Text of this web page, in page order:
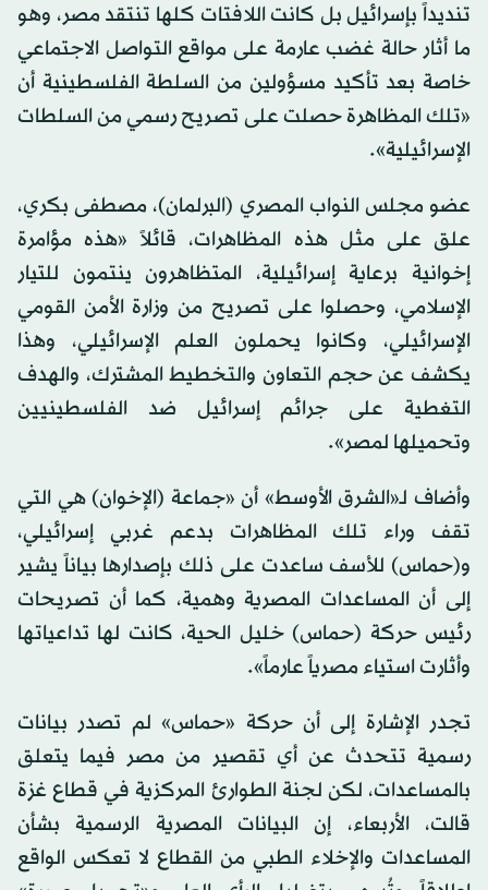
تنديداً بإسرائيل بل كانت اللافتات كلها تنتقد مصر، وهو
ما أثار حالة غضب عارمة على مواقع التواصل الاجتماعي
خاصة بعد تأكيد مسؤولين من السلطة الفلسطينية أن
«تلك المظاهرة حصلت على تصريح رسمي من السلطات
الإسرائيلية».
عضو مجلس النواب المصري (البرلمان)، مصطفى بكري،
علق على مثل هذه المظاهرات، قائلاً «هذه مؤامرة
إخوانية برعاية إسرائيلية، المتظاهرون ينتمون للتيار
الإسلامي، وحصلوا على تصريح من وزارة الأمن القومي
الإسرائيلي، وكانوا يحملون العلم الإسرائيلي، وهذا
يكشف عن حجم التعاون والتخطيط المشترك، والهدف
التغطية على جرائم إسرائيل ضد الفلسطينيين
وتحميلها لمصر».
وأضاف لـ«الشرق الأوسط» أن «جماعة (الإخوان) هي التي
تقف وراء تلك المظاهرات بدعم غربي إسرائيلي،
و(حماس) للأسف ساعدت على ذلك بإصدارها بياناً يشير
إلى أن المساعدات المصرية وهمية، كما أن تصريحات
رئيس حركة (حماس) خليل الحية، كانت لها تداعياتها
وأثارت استياء مصرياً عارماً».
تجدر الإشارة إلى أن حركة «حماس» لم تصدر بيانات
رسمية تتحدث عن أي تقصير من مصر فيما يتعلق
بالمساعدات، لكن لجنة الطوارئ المركزية في قطاع غزة
قالت، الأربعاء، إن البيانات المصرية الرسمية بشأن
المساعدات والإخلاء الطبي من القطاع لا تعكس الواقع